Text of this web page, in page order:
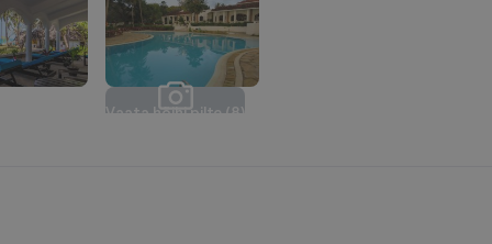
Vaata kõiki pilte (8)